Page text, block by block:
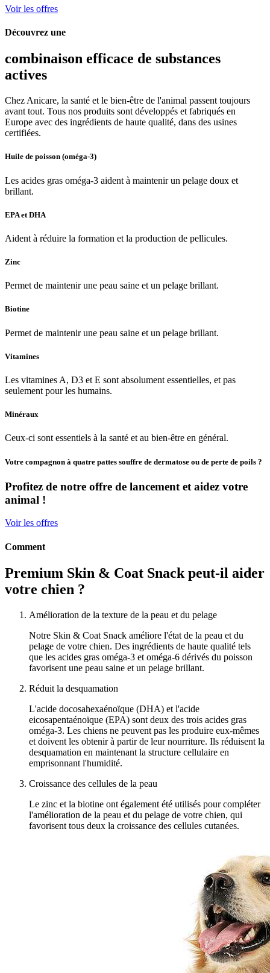
Voir les offres
Découvrez une
combinaison efficace de substances
actives
Chez Anicare, la santé et le bien-être de l'animal passent toujours
avant tout. Tous nos produits sont développés et fabriqués en
Europe avec des ingrédients de haute qualité, dans des usines
certifiées.
Huile de poisson (oméga-3)
Les acides gras oméga-3 aident à maintenir un pelage doux et
brillant.
EPA et DHA
Aident à réduire la formation et la production de pellicules.
Zinc
Permet de maintenir une peau saine et un pelage brillant.
Biotine
Permet de maintenir une peau saine et un pelage brillant.
Vitamines
Les vitamines A, D3 et E sont absolument essentielles, et pas
seulement pour les humains.
Minéraux
Ceux-ci sont essentiels à la santé et au bien-être en général.
Votre compagnon à quatre pattes souffre de dermatose ou de perte de poils ?
Profitez de notre offre de lancement et aidez votre
animal !
Voir les offres
Comment
Premium Skin & Coat Snack peut-il aider
votre chien ?
Amélioration de la texture de la peau et du pelage
Notre Skin & Coat Snack améliore l'état de la peau et du
pelage de votre chien. Des ingrédients de haute qualité tels
que les acides gras oméga-3 et oméga-6 dérivés du poisson
favorisent une peau saine et un pelage brillant.
Réduit la desquamation
L'acide docosahexaénoïque (DHA) et l'acide
eicosapentaénoïque (EPA) sont deux des trois acides gras
oméga-3. Les chiens ne peuvent pas les produire eux-mêmes
et doivent les obtenir à partir de leur nourriture. Ils réduisent la
desquamation en maintenant la structure cellulaire en
emprisonnant l'humidité.
Croissance des cellules de la peau
Le zinc et la biotine ont également été utilisés pour compléter
l'amélioration de la peau et du pelage de votre chien, qui
favorisent tous deux la croissance des cellules cutanées.